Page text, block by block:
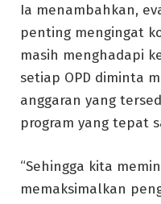
Ia menambahkan,
penting mengingat
masih menghadapi
setiap OPD diminta
anggaran yang
program yang tepat
“Sehingga kita
memaksimalkan